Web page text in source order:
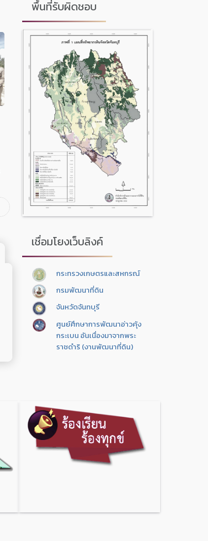
🎗️ร่วมพิธีบำเพ็ญกุศลในวาระครบ
50 วัน (ปัญญาสมวาร)สาเหตุของ
การสิ้นพระชนม์ ถวายเป็นพระกุศล
แด่สมเด็จพระเจ้าลูกเธอฟ้าพัชร
กิตติยาภา นเรนทิราเทพยวดี กรม
หลวงราชสาริณีสิริพัชร มหาวัชร
ราชธิดา 🎗️วันพฤหัสบดีที่ 30
กรกฎาคม 2569
30 ก.ค. 2569
พื้นที่รับผิดชอบ
เชื่อมโยงเว็บลิงค์
กระทรวงเกษตรและสหกรณ์
กรมพัฒนาที่ดิน
จันหวัดจันทบุรี
ศูนย์ศึกษาการพัฒนาอ่าวคุ้ง
กระเบน อันเนื่องมาจากพระ
ราชดำริ (งานพัฒนาที่ดิน)